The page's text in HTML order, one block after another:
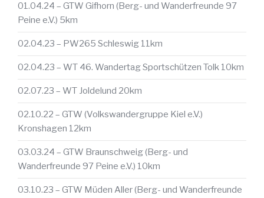
01.04.24 – GTW Gifhorn (Berg- und Wanderfreunde 97
Peine e.V.) 5km
02.04.23 – PW265 Schleswig 11km
02.04.23 – WT 46. Wandertag Sportschützen Tolk 10km
02.07.23 – WT Joldelund 20km
02.10.22 – GTW (Volkswandergruppe Kiel e.V.)
Kronshagen 12km
03.03.24 – GTW Braunschweig (Berg- und
Wanderfreunde 97 Peine e.V.) 10km
03.10.23 – GTW Müden Aller (Berg- und Wanderfreunde